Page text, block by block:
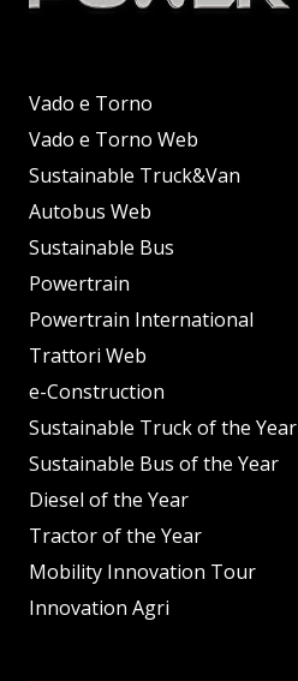
Vado e Torno
Vado e Torno Web
Sustainable Truck&Van
Autobus Web
Sustainable Bus
Powertrain
Powertrain International
Trattori Web
e-Construction
Sustainable Truck of the Year
Sustainable Bus of the Year
Diesel of the Year
Tractor of the Year
Mobility Innovation Tour
Innovation Agri